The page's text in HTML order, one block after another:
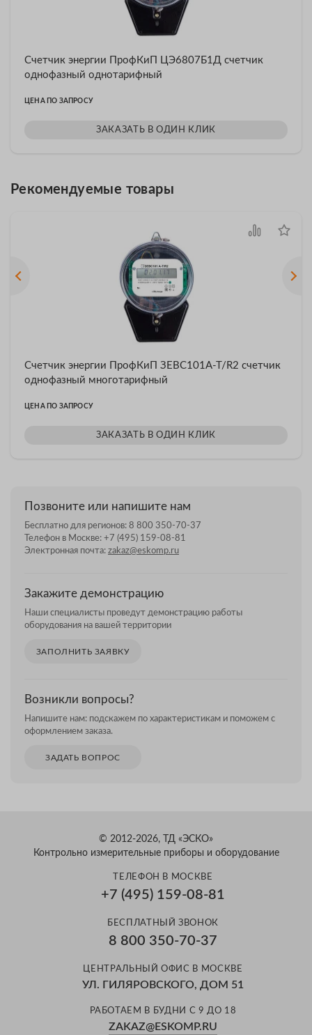
Счетчик энергии ПрофКиП ЦЭ6807Б1Д счетчик
однофазный однотарифный
ЦЕНА ПО ЗАПРОСУ
ЗАКАЗАТЬ В ОДИН КЛИК
Рекомендуемые товары
Счетчик энергии ПрофКиП ЗЕВС101А-Т/R2 счетчик
однофазный многотарифный
ЦЕНА ПО ЗАПРОСУ
ЗАКАЗАТЬ В ОДИН КЛИК
Позвоните или напишите нам
Бесплатно для регионов: 8 800 350-70-37
Телефон в Москве: +7 (495) 159-08-81
Электронная почта: zakaz@eskomp.ru
Закажите демонстрацию
Наши специалисты проведут демонстрацию работы
оборудования на вашей территории
ЗАПОЛНИТЬ ЗАЯВКУ
Возникли вопросы?
Напишите нам: подскажем по характеристикам и поможем с
оформлением заказа.
ЗАДАТЬ ВОПРОС
© 2012-2026, ТД «ЭСКО»
Контрольно измерительные приборы и оборудование
ТЕЛЕФОН В МОСКВЕ
+7 (495) 159-08-81
БЕСПЛАТНЫЙ ЗВОНОК
8 800 350-70-37
ЦЕНТРАЛЬНЫЙ ОФИС В МОСКВЕ
УЛ. ГИЛЯРОВСКОГО, ДОМ 51
РАБОТАЕМ В БУДНИ С 9 ДО 18
ZAKAZ@ESKOMP.RU